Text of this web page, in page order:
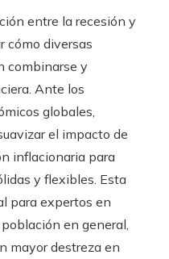
entre la recesión y
cómo diversas
combinarse y
Ante los
globales,
el impacto de
inflacionaria para
y flexibles. Esta
para expertos en
en general,
mayor destreza en